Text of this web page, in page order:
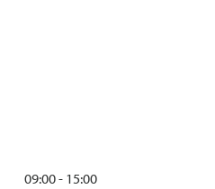
09:00 - 15:00